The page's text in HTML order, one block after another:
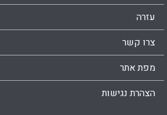
עזרה
צרו קשר
מפת אתר
הצהרת נגישות